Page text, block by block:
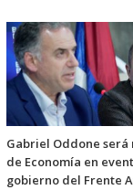
Gabriel Oddone
de Economía en
gobierno del Frente